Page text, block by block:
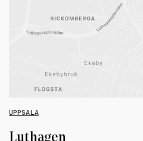
UPPSALA
Luthagen